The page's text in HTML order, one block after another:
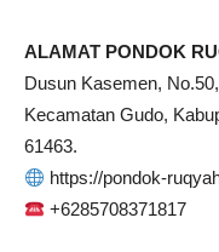
ALAMAT PONDOK
Dusun Kasemen,
Kecamatan Gudo,
61463.
https://pondok-
+6285708371817